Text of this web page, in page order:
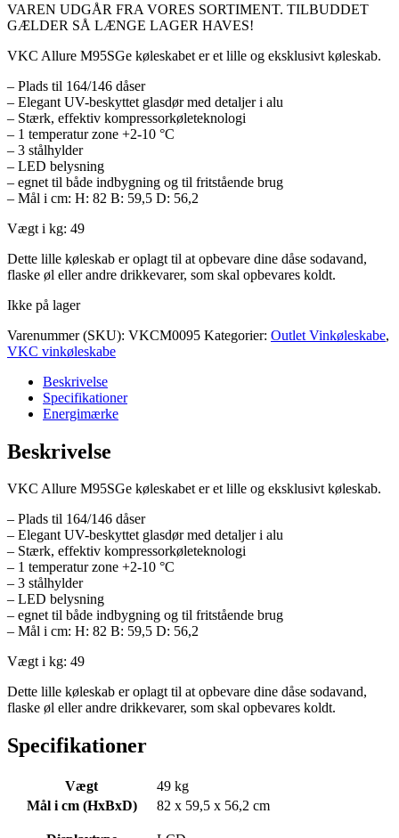
VAREN UDGÅR FRA VORES SORTIMENT. TILBUDDET
GÆLDER SÅ LÆNGE LAGER HAVES!
VKC Allure M95SGe køleskabet er et lille og eksklusivt køleskab.
– Plads til 164/146 dåser
– Elegant UV-beskyttet glasdør med detaljer i alu
– Stærk, effektiv kompressorkøleteknologi
– 1 temperatur zone +2-10 °C
– 3 stålhylder
– LED belysning
– egnet til både indbygning og til fritstående brug
– Mål i cm: H: 82 B: 59,5 D: 56,2
Vægt i kg: 49
Dette lille køleskab er oplagt til at opbevare dine dåse sodavand,
flaske øl eller andre drikkevarer, som skal opbevares koldt.
Ikke på lager
Varenummer (SKU): VKCM0095 Kategorier: Outlet Vinkøleskabe,
VKC vinkøleskabe
Beskrivelse
Specifikationer
Energimærke
Beskrivelse
VKC Allure M95SGe køleskabet er et lille og eksklusivt køleskab.
– Plads til 164/146 dåser
– Elegant UV-beskyttet glasdør med detaljer i alu
– Stærk, effektiv kompressorkøleteknologi
– 1 temperatur zone +2-10 °C
– 3 stålhylder
– LED belysning
– egnet til både indbygning og til fritstående brug
– Mål i cm: H: 82 B: 59,5 D: 56,2
Vægt i kg: 49
Dette lille køleskab er oplagt til at opbevare dine dåse sodavand,
flaske øl eller andre drikkevarer, som skal opbevares koldt.
Specifikationer
Vægt
49 kg
Mål i cm (HxBxD)
82 x 59,5 x 56,2 cm